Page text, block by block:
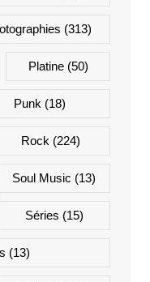
(313)
Platine(50)
Punk (18)
Rock (224)
Soul Music (13)
Séries (15)
(13)